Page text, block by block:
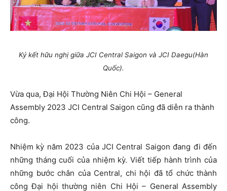
Ký kết hữu nghị giữa JCI Central Saigon và JCI Daegu(Hàn
Quốc).
Vừa qua, Đại Hội Thường Niên Chi Hội – General
Assembly 2023 JCI Central Saigon cũng đã diễn ra thành
công.
Nhiệm kỳ năm 2023 của JCI Central Saigon đang đi đến
những tháng cuối của nhiệm kỳ. Viết tiếp hành trình của
những bước chân của Central, chi hội đã tổ chức thành
công Đại hội thường niên Chi Hội – General Assembly